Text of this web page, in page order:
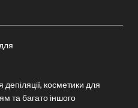
депіляції, косметики для
та багато іншого